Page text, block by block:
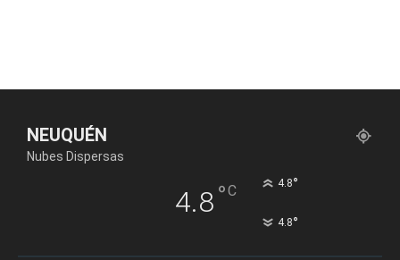
NEUQUÉN
Nubes Dispersas
4.8°C 4.8°
4.8°